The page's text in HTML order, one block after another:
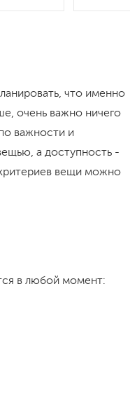
что именно
очень важно ничего
важности и
а доступность -
вещи можно
в любой момент: